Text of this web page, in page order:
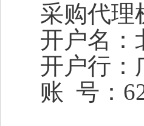
采购代理
开户名：
开户行：
账 号：